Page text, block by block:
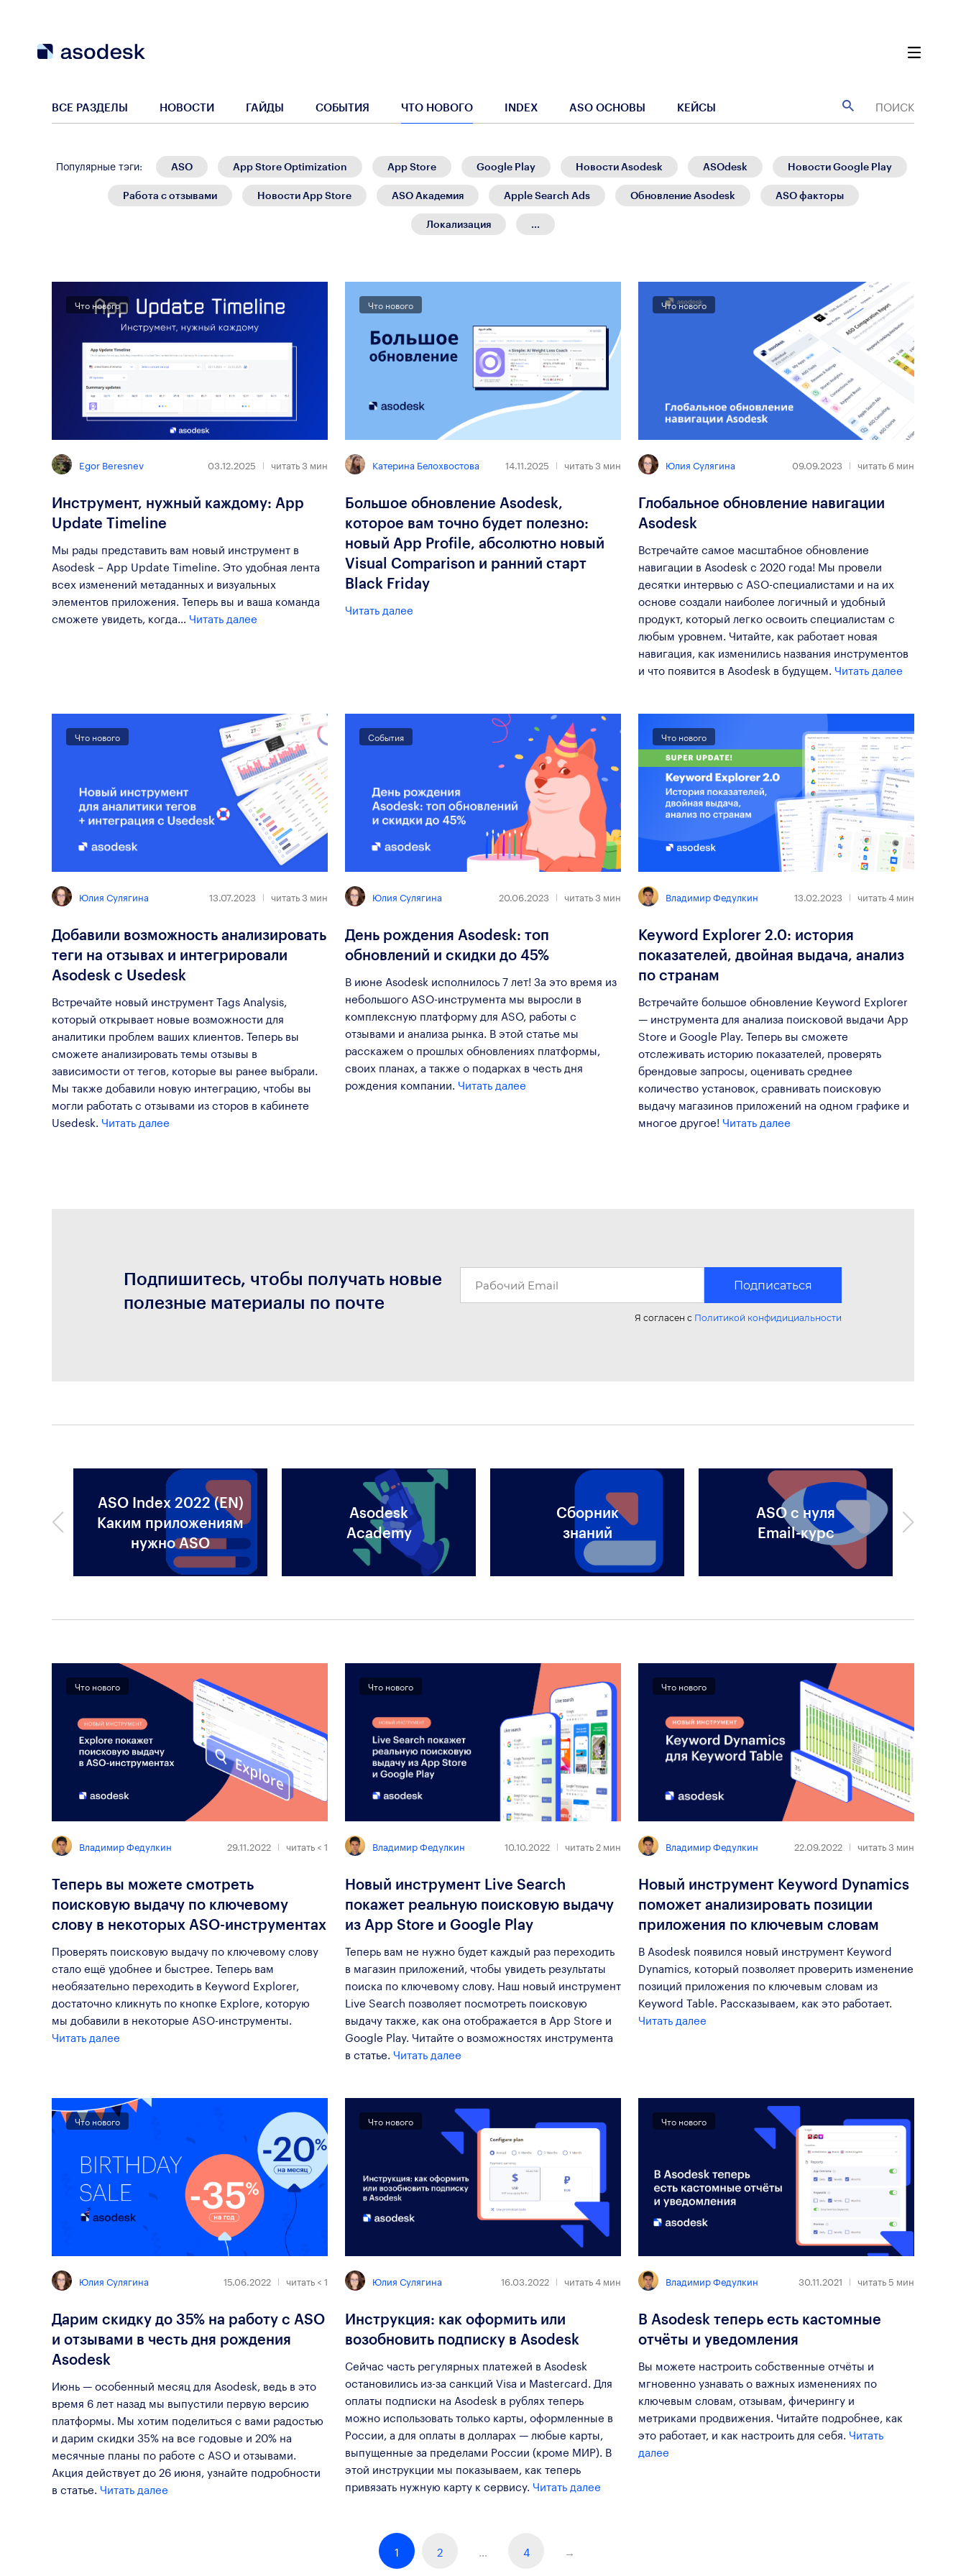
ВСЕ РАЗДЕЛЫ НОВОСТИ ГАЙДЫ СОБЫТИЯ ЧТО НОВОГО INDEX ASO ОСНОВЫ КЕЙСЫ
Популярные тэги: ASO App Store Optimization App Store Google Play Новости Asodesk ASOdesk Новости Google Play
Работа с отзывами Новости App Store ASO Академия Apple Search Ads Обновление Asodesk ASO факторы
Локализация ...
Что нового
Egor Beresnev 03.12.2025 читать3 мин
Инструмент, нужный каждому: App
Update Timeline
Мы рады представить вам новый инструмент в
Asodesk – App Update Timeline. Это удобная лента
всех изменений метаданных и визуальных
элементов приложения. Теперь вы и ваша команда
сможете увидеть, когда… Читать далее
Что нового
Катерина Белохвостова 14.11.2025 читать3 мин
Большое обновление Asodesk,
которое вам точно будет полезно:
новый App Profile, абсолютно новый
Visual Comparison и ранний старт
Black Friday
Читать далее
Что нового
Юлия Сулягина 09.09.2023 читать 6 мин
Глобальное обновление навигации
Asodesk
Встречайте самое масштабное обновление
навигации в Asodesk с 2020 года! Мы провели
десятки интервью с ASO-специалистами и на их
основе создали наиболее логичный и удобный
продукт, который легко освоить специалистам с
любым уровнем. Читайте, как работает новая
навигация, как изменились названия инструментов
и что появится в Asodesk в будущем. Читать далее
Что нового
Юлия Сулягина 13.07.2023 читать3 мин
Добавили возможность анализировать
теги на отзывах и интегрировали
Asodesk с Usedesk
Встречайте новый инструмент Tags Analysis,
который открывает новые возможности для
аналитики проблем ваших клиентов. Теперь вы
сможете анализировать темы отзывы в
зависимости от тегов, которые вы ранее выбрали.
Мы также добавили новую интеграцию, чтобы вы
могли работать с отзывами из сторов в кабинете
Usedesk. Читать далее
События
Юлия Сулягина 20.06.2023 читать3 мин
День рождения Asodesk: топ
обновлений и скидки до 45%
В июне Asodesk исполнилось 7 лет! За это время из
небольшого ASO-инструмента мы выросли в
комплексную платформу для ASO, работы с
отзывами и анализа рынка. В этой статье мы
расскажем о прошлых обновлениях платформы,
своих планах, а также о подарках в честь дня
рождения компании. Читать далее
Что нового
Владимир Федулкин 13.02.2023 читать4 мин
Keyword Explorer 2.0: история
показателей, двойная выдача, анализ
по странам
Встречайте большое обновление Keyword Explorer
— инструмента для анализа поисковой выдачи App
Store и Google Play. Теперь вы сможете
отслеживать историю показателей, проверять
брендовые запросы, оценивать среднее
количество установок, сравнивать поисковую
выдачу магазинов приложений на одном графике и
многое другое! Читать далее
Подпишитесь, чтобы получать новые
полезные материалы по почте
Подписаться
Я согласен с Политикой конфидициальности
ASO Index 2022 (EN)
Каким приложениям
нужно ASO
Asodesk
Academy
Сборник
знаний
ASO c нуля
Email-курс
Что нового
Владимир Федулкин 29.11.2022 читать < 1
Теперь вы можете смотреть
поисковую выдачу по ключевому
слову в некоторых ASO-инструментах
Проверять поисковую выдачу по ключевому слову
стало ещё удобнее и быстрее. Теперь вам
необязательно переходить в Keyword Explorer,
достаточно кликнуть по кнопке Explore, которую
мы добавили в некоторые ASO-инструменты.
Читать далее
Что нового
Владимир Федулкин 10.10.2022 читать2 мин
Новый инструмент Live Search
покажет реальную поисковую выдачу
из App Store и Google Play
Теперь вам не нужно будет каждый раз переходить
в магазин приложений, чтобы увидеть результаты
поиска по ключевому слову. Наш новый инструмент
Live Search позволяет посмотреть поисковую
выдачу также, как она отображается в App Store и
Google Play. Читайте о возможностях инструмента
в статье. Читать далее
Что нового
Владимир Федулкин 22.09.2022 читать3 мин
Новый инструмент Keyword Dynamics
поможет анализировать позиции
приложения по ключевым словам
В Asodesk появился новый инструмент Keyword
Dynamics, который позволяет проверить изменение
позиций приложения по ключевым словам из
Keyword Table. Рассказываем, как это работает.
Читать далее
Что нового
Юлия Сулягина 15.06.2022 читать < 1
Дарим скидку до 35% на работу с ASO
и отзывами в честь дня рождения
Asodesk
Июнь — особенный месяц для Asodesk, ведь в это
время 6 лет назад мы выпустили первую версию
платформы. Мы хотим поделиться с вами радостью
и дарим скидки 35% на все годовые и 20% на
месячные планы по работе с ASO и отзывами.
Акция действует до 26 июня, узнайте подробности
в статье. Читать далее
Что нового
Юлия Сулягина 16.03.2022 читать4 мин
Инструкция: как оформить или
возобновить подписку в Asodesk
Сейчас часть регулярных платежей в Asodesk
остановились из-за санкций Visa и Mastercard. Для
оплаты подписки на Asodesk в рублях теперь
можно использовать только карты, оформленные в
России, а для оплаты в долларах — любые карты,
выпущенные за пределами России (кроме МИР). В
этой инструкции мы показываем, как теперь
привязать нужную карту к сервису. Читать далее
Что нового
Владимир Федулкин 30.11.2021 читать5 мин
В Asodesk теперь есть кастомные
отчёты и уведомления
Вы можете настроить собственные отчёты и
мгновенно узнавать о важных изменениях по
ключевым словам, отзывам, фичерингу и
метриками продвижения. Читайте подробнее, как
это работает, и как настроить для себя. Читать
далее
1 2 … 4